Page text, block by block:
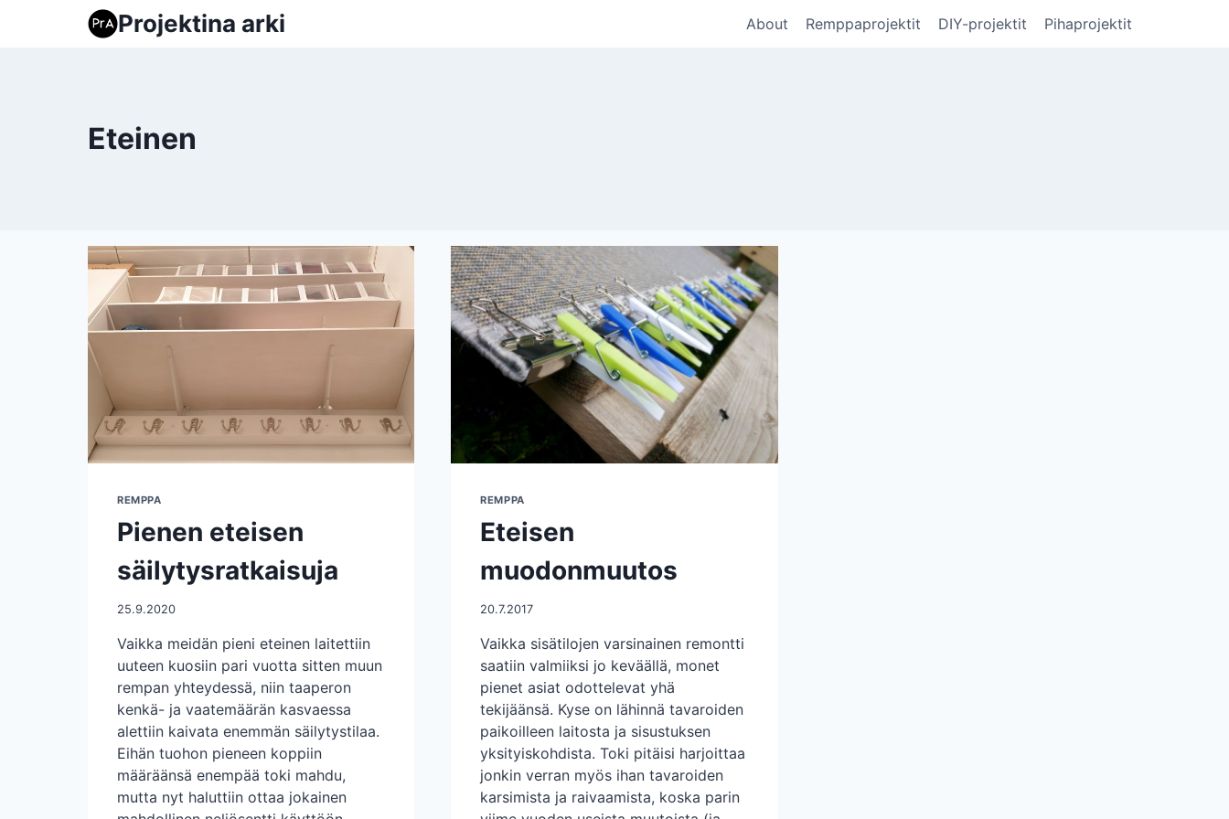
Projektina arki About Remppaprojektit DIY-projektit Pihaprojektit
Eteinen
REMPPA
Pienen eteisen
säilytysratkaisuja
25.9.2020
Vaikka meidän pieni eteinen laitettiin
uuteen kuosiin pari vuotta sitten muun
rempan yhteydessä, niin taaperon
kenkä- ja vaatemäärän kasvaessa
alettiin kaivata enemmän säilytystilaa.
Eihän tuohon pieneen koppiin
määräänsä enempää toki mahdu,
mutta nyt haluttiin ottaa jokainen
REMPPA
Eteisen
muodonmuutos
20.7.2017
Vaikka sisätilojen varsinainen remontti
saatiin valmiiksi jo keväällä, monet
pienet asiat odottelevat yhä
tekijäänsä. Kyse on lähinnä tavaroiden
paikoilleen laitosta ja sisustuksen
yksityiskohdista. Toki pitäisi harjoittaa
jonkin verran myös ihan tavaroiden
karsimista ja raivaamista, koska parin